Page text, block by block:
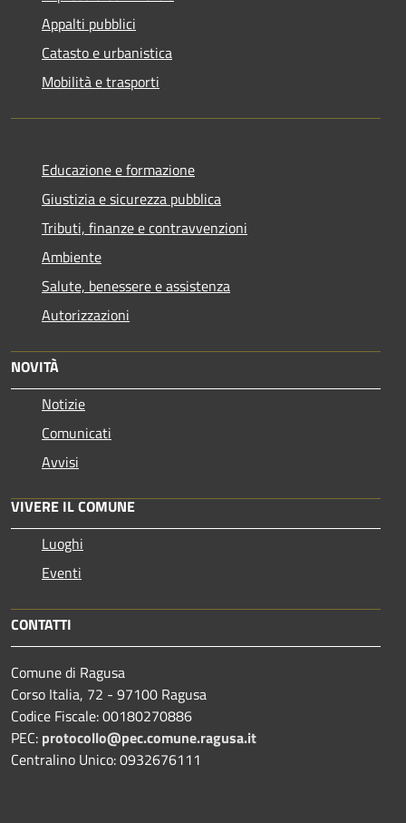
Appalti pubblici
Catasto e urbanistica
Mobilità e trasporti
Educazione e formazione
Giustizia e sicurezza pubblica
Tributi, finanze e contravvenzioni
Ambiente
Salute, benessere e assistenza
Autorizzazioni
NOVITÀ
Notizie
Comunicati
Avvisi
VIVERE IL COMUNE
Luoghi
Eventi
CONTATTI
Comune di Ragusa
Corso Italia, 72 - 97100 Ragusa
Codice Fiscale: 00180270886
PEC: protocollo@pec.comune.ragusa.it
Centralino Unico: 0932676111